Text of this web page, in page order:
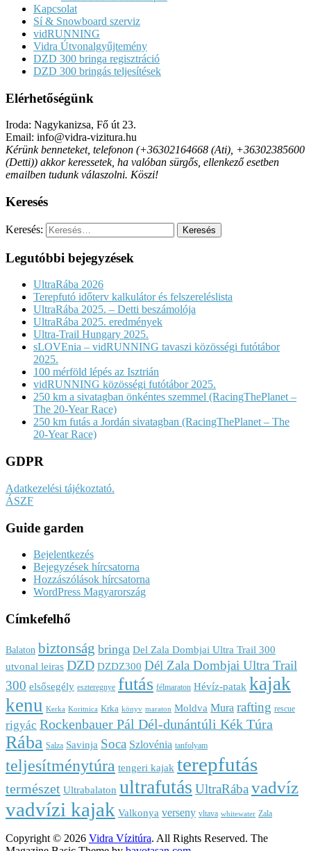
Kapcsolat
Sí & Snowboard szerviz
vidRUNNING
Vidra Útvonalgyűjtemény
DZD 300 bringa regisztráció
DZD 300 bringás teljesítések
Elérhetőségünk
Iroda: Nagykanizsa, Fő út 23.
Email: info@vidra-vizitura.hu
Kérünk benneteket, telefonon (+36302164668 (Ati), +36302385600
(Detti)) akkor keressetek, ha valóban sürgős, ellenkező esetben
emailben tudunk válaszolni. Köszi!
Keresés
Keresés:
Legutóbbi bejegyzések
UltraRába 2026
Terepfutó időterv kalkulátor és felszereléslista
UltraRába 2025. – Detti beszámolója
UltraRába 2025. eredmények
Ultra-Trail Hungary 2025.
sLOVEnia – vidRUNNING tavaszi közösségi futótábor
2025.
100 mérföld lépés az Isztrián
vidRUNNING közösségi futótábor 2025.
250 km a sivatagban önkéntes szemmel (RacingThePlanet –
The 20-Year Race)
250 km futás a Jordán sivatagban (RacingThePlanet – The
20-Year Race)
GDPR
Adatkezelési tájékoztató.
ÁSZF
Guide garden
Bejelentkezés
Bejegyzések hírcsatorna
Hozzászólások hírcsatorna
WordPress Magyarország
Címkefelhő
Balaton biztonság bringa Del Zala Dombjai Ultra Trail 300
utvonal leiras DZD DZDZ300 Dél Zala Dombjai Ultra Trail
300 elsősegély eszteregnye futás félmaraton Hévíz-patak kajak
kenu Kerka Koritnica Krka könyv maraton Moldva Mura rafting rescue
rigyác Rockenbauer Pál Dél-dunántúli Kék Túra
Rába Salza Savinja Soca Szlovénia tanfolyam
teljesítménytúra tengeri kajak terepfutás
természet Ultrabalaton ultrafutás UltraRába vadvíz
vadvízi kajak Valkonya verseny vltava whitewater Zala
Copyright © 2026 Vidra Vízitúra. All Rights Reserved. The